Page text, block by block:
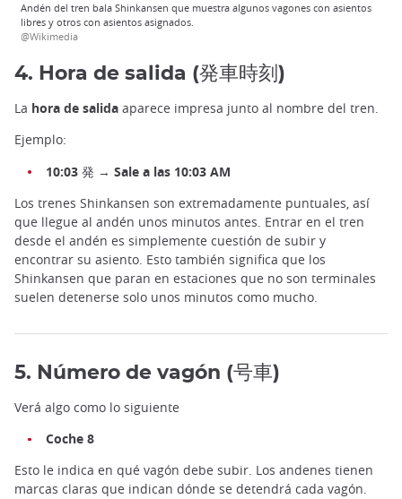
Andén del tren bala Shinkansen que muestra algunos vagones con asientos
libres y otros con asientos asignados.
@Wikimedia
4. Hora de salida (発車時刻)
La hora de salida aparece impresa junto al nombre del tren.
Ejemplo:
10:03 発 → Sale a las 10:03 AM
Los trenes Shinkansen son extremadamente puntuales, así
que llegue al andén unos minutos antes. Entrar en el tren
desde el andén es simplemente cuestión de subir y
encontrar su asiento. Esto también significa que los
Shinkansen que paran en estaciones que no son terminales
suelen detenerse solo unos minutos como mucho.
5. Número de vagón (号車)
Verá algo como lo siguiente
Coche 8
Esto le indica en qué vagón debe subir. Los andenes tienen
marcas claras que indican dónde se detendrá cada vagón.